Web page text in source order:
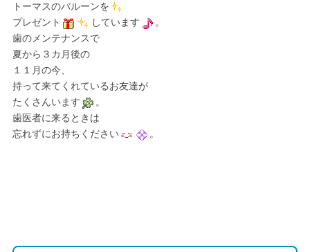
トーマスのバルーンを
プレゼント
しています
。
歯のメンテナンスで
夏から３カ月後の
１１月の今、
持って来てくれているお友達が
たくさんいます
。
歯医者に来るときは
忘れずにお持ちください
。